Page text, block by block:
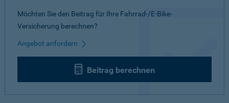
Möchten Sie den Beitrag für Ihre Fahrrad-/E-Bike-
Versicherung berechnen?
Angebot anfordern
Beitrag berechnen